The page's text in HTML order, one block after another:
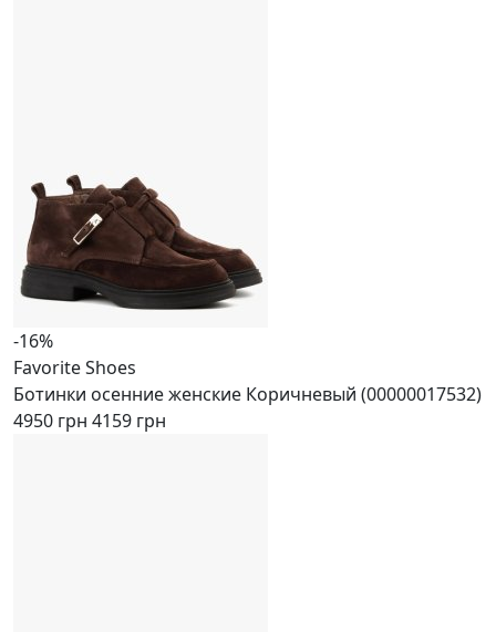
-16%
Favorite Shoes
Ботинки осенние женские Коричневый (00000017532)
4950 грн 4159 грн